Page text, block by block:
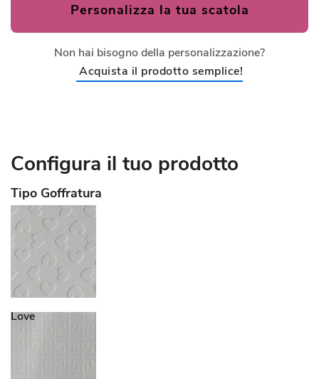
Personalizza la tua scatola
Non hai bisogno della personalizzazione?
Acquista il prodotto semplice!
Configura il tuo prodotto
Tipo Goffratura
Love